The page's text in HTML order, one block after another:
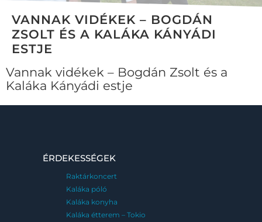
VANNAK VIDÉKEK – BOGDÁN
ZSOLT ÉS A KALÁKA KÁNYÁDI
ESTJE
Vannak vidékek – Bogdán Zsolt és a
Kaláka Kányádi estje
ÉRDEKESSÉGEK
Raktárkoncert
Kaláka póló
Kaláka konyha
Kaláka étterem – Tokio